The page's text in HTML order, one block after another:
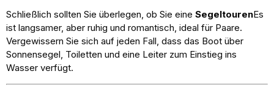
Schließlich sollten Sie überlegen, ob Sie eine SegeltourenEs
ist langsamer, aber ruhig und romantisch, ideal für Paare.
Vergewissern Sie sich auf jeden Fall, dass das Boot über
Sonnensegel, Toiletten und eine Leiter zum Einstieg ins
Wasser verfügt.